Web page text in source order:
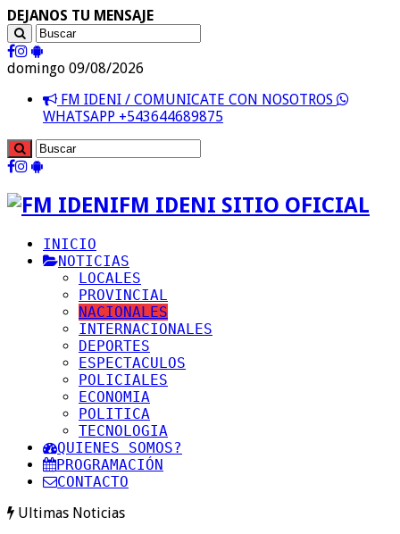
DEJANOS TU MENSAJE
domingo 09/08/2026
FM IDENI / COMUNICATE CON NOSOTROS
WHATSAPP +543644689875
FM IDENI SITIO OFICIAL
INICIO
NOTICIAS
LOCALES
PROVINCIAL
NACIONALES
INTERNACIONALES
DEPORTES
ESPECTACULOS
POLICIALES
ECONOMIA
POLITICA
TECNOLOGIA
QUIENES SOMOS?
PROGRAMACIÓN
CONTACTO
Ultimas Noticias